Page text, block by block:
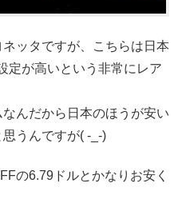
ッタですが、こちらは日本
定が高いという非常にレア
んだから日本のほうが安い
うんですが( -_-)
の6.79ドルとかなりお安く